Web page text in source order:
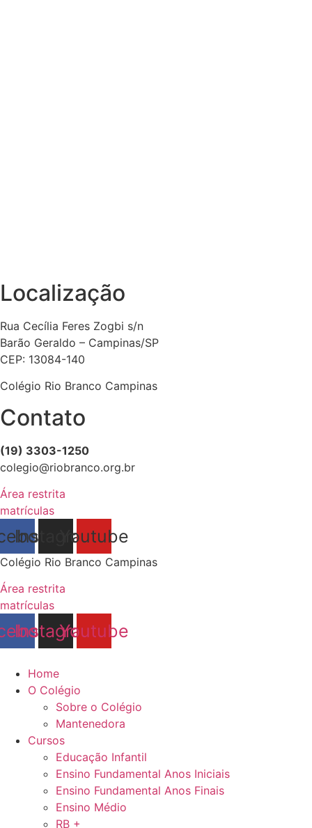
Localização
Rua Cecília Feres Zogbi s/n
Barão Geraldo – Campinas/SP
CEP: 13084-140
Colégio Rio Branco Campinas
Contato
(19) 3303-1250
colegio@riobranco.org.br
Área restrita
matrículas
InstagramYoutube
Colégio Rio Branco Campinas
Área restrita
matrículas
Instagram
Youtube
Home
O Colégio
Sobre o Colégio
Mantenedora
Cursos
Educação Infantil
Ensino Fundamental Anos Iniciais
Ensino Fundamental Anos Finais
Ensino Médio
RB +